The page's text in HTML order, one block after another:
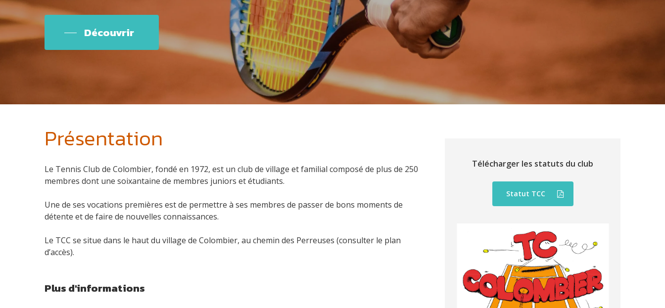
Découvrir
Présentation
Le Tennis Club de Colombier, fondé en 1972, est un club de village et familial composé de plus de 250
membres dont une soixantaine de membres juniors et étudiants.
Une de ses vocations premières est de permettre à ses membres de passer de bons moments de
détente et de faire de nouvelles connaissances.
Le TCC se situe dans le haut du village de Colombier, au chemin des Perreuses (consulter le plan
d’accès).
Plus d'informations
Télécharger les statuts du club
Statut TCC